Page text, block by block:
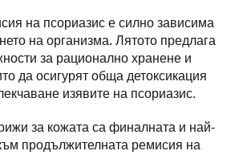
на псориазис е силно зависима
на организма. Лятото предлага
за рационално хранене и
да осигурят обща детоксикация
изявите на псориазис.
за кожата са финалната и най-
продължителната ремисия на